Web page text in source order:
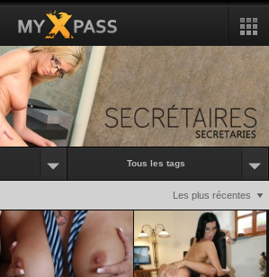
Tous les tags
Les plus récentes